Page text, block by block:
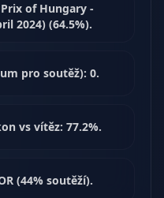
of Hungary -
2024) (64.5%).
pro soutěž): 0.
vs vítěz: 77.2%.
(44% soutěží).